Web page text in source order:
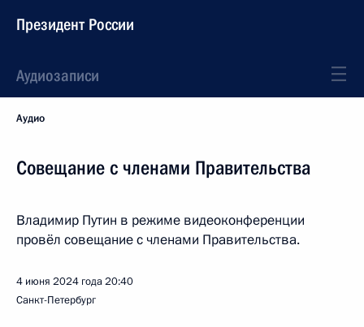
Президент России
Аудиозаписи
Аудио
Совещание с членами Правительства
Владимир Путин в режиме видеоконференции
провёл совещание с членами Правительства.
4 июня 2024 года20:40
Санкт-Петербург